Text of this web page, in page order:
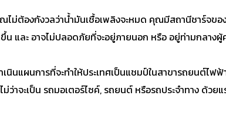
ม่ต้องกังวลว่าน้ำมันเชื้อเพลิงจะหมด คุณมีสถานีชาร์จข
และ อาจไม่ปลอดภัยที่จะอยู่ภายนอก หรือ อยู่ท่ามกลาง
นแผนการที่จะทำให้ประเทศเป็นแชมป์ในสาขารถยนต์ไฟ
ม่ว่าจะเป็น รถมอเตอร์ไซค์, รถยนต์ หรือรถประจำทาง ด้